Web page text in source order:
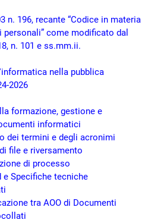
n. 196, recante “Codice in materia
come modificato dal
n. 101 e ss.mm.ii.
nella pubblica
2026
formazione, gestione e
informatici
dei termini e degli acronimi
file e riversamento
di processo
e Specifiche tecniche
tra AOO di Documenti